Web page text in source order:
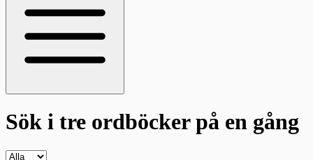
Sök i tre ordböckerpå en gång